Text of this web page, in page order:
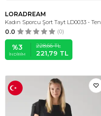
LORADREAM
Kadın Sporcu Şort Tayt LD0033 - Ten
0.0 (0)
%3
İNDIRIM
228,66TL
221,79 TL